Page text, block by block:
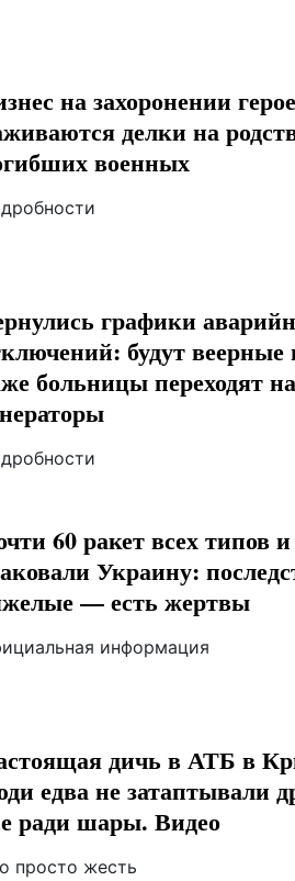
на захоронении
делки на
военных
графики
будут веерные
больницы переходят на
60 ракет всех типов
Украину:
— есть жертвы
информация
дичь в АТБ в
едва не затаптывали
ради шары. Видео
просто жесть